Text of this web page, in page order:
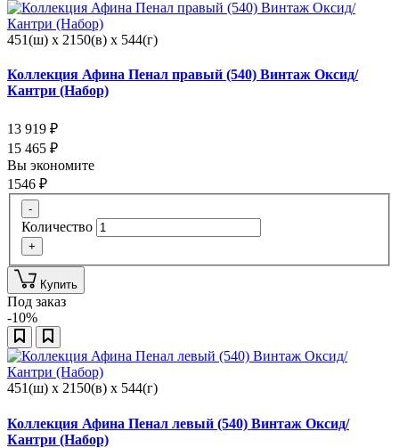
451(ш) x 2150(в) x 544(г)
Коллекция Афина Пенал правый (540) Винтаж Оксид/
Кантри (Набор)
13 919 ₽
15 465 ₽
Вы экономите
1546 ₽
-
Количество
+
Купить
Под заказ
-10%
451(ш) x 2150(в) x 544(г)
Коллекция Афина Пенал левый (540) Винтаж Оксид/
Кантри (Набор)